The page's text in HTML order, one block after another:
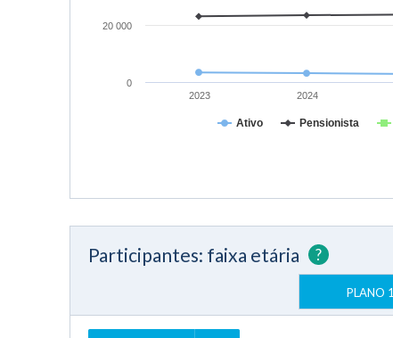
Ativo Pensionista
2023 2024
0
20 000
Participantes: faixa etária ?
PLANO 1